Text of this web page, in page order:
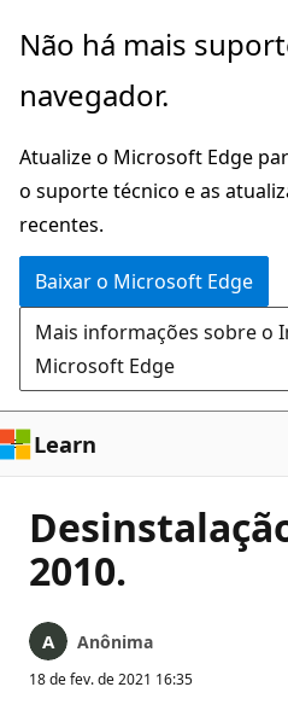
Pular
o
principal
Não há mais
navegador.
Atualize o Microsoft Edge
o suporte técnico e as
recentes.
Baixar o Microsoft Edge
Mais informações sobre o
Microsoft Edge
Learn
2010.
Anônima
18 de fev. de 2021 16:35